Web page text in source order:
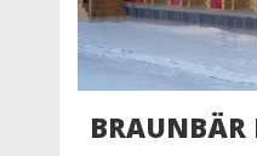
BRAUNBÄR